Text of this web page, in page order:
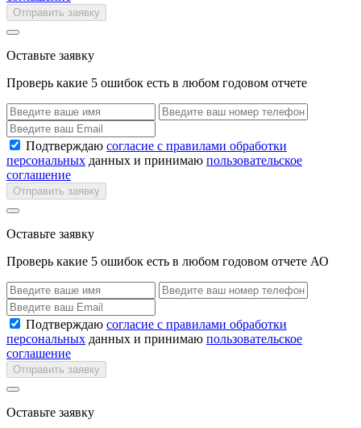
Отправить заявку
Оставьте заявку
Проверь какие 5 ошибок есть в любом годовом отчете
Подтверждаю согласие с правилами обработки
персональных данных и принимаю пользовательское
соглашение
Отправить заявку
Оставьте заявку
Проверь какие 5 ошибок есть в любом годовом отчете АО
Подтверждаю согласие с правилами обработки
персональных данных и принимаю пользовательское
соглашение
Отправить заявку
Оставьте заявку